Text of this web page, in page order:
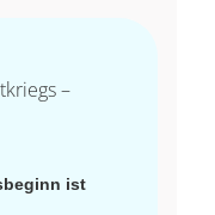
–
ist